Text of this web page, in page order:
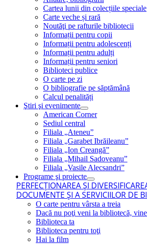
Cartea lunii din colecțiile speciale
Carte veche și rară
Noutăţi pe rafturile bibliotecii
Informații pentru copii
Informații pentru adolescenți
Informații pentru adulți
Informații pentru seniori
Biblioteci publice
O carte pe zi
O bibliografie pe săptămână
Calcul penalități
Ştiri şi evenimente
American Corner
Sediul central
Filiala „Ateneu”
Filiala „Garabet Ibrăileanu”
Filiala „Ion Creangă”
Filiala „Mihail Sadoveanu”
Filiala „Vasile Alecsandri”
Programe şi proiecte
PERFECŢIONAREA ŞI
DOCUMENTE ŞI A SERVICIILOR DE
O carte pentru vârsta a treia
Dacă nu poţi veni la bibliotecă,
Biblioteca ta
Biblioteca pentru toţi
Hai la film